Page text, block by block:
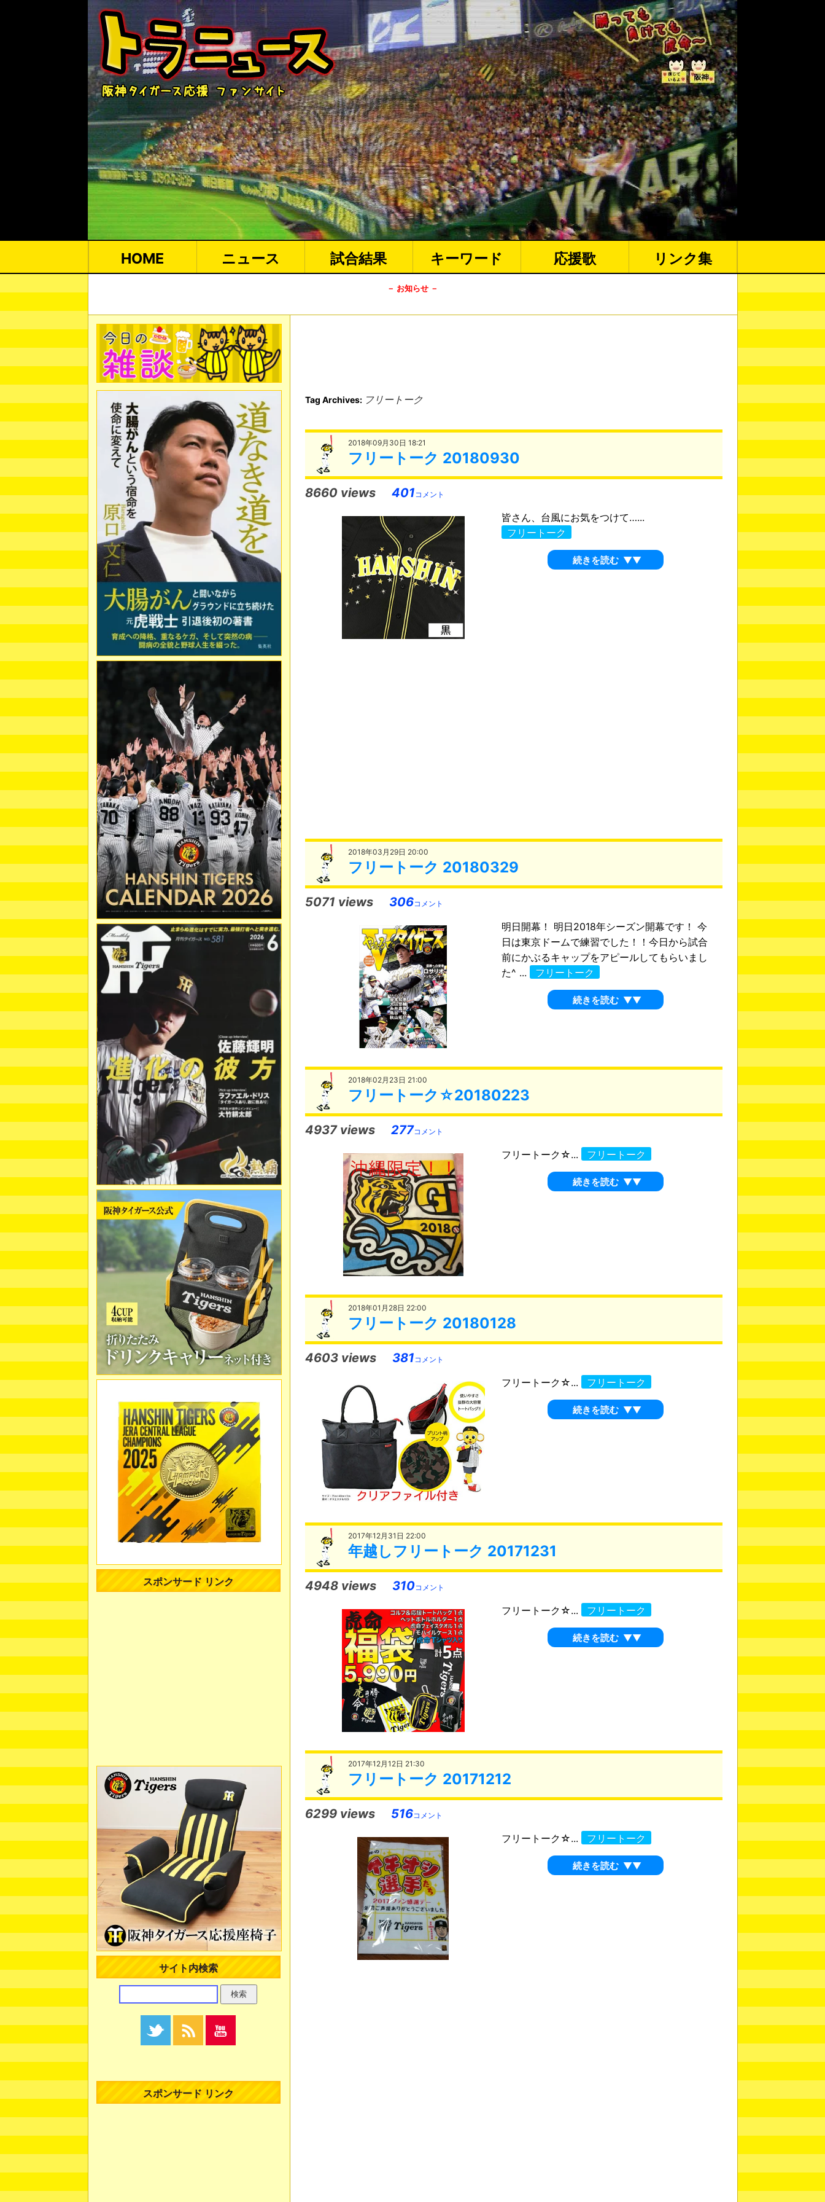
HOME ニュース 試合結果 キーワード 応援歌 リンク集
－ お知らせ －
Tag Archives: フリートーク
2018年09月30日 18:21
フリートーク 20180930
8660 views 401コメント
皆さん、台風にお気をつけて…...
フリートーク
続きを読む ▼▼
2018年03月29日 20:00
フリートーク 20180329
5071 views 306コメント
明日開幕！ 明日2018年シーズン開幕です！ 今
日は東京ドームで練習でした！！今日から試合
前にかぶるキャップをアピールしてもらいまし
た^ ...
フリートーク
続きを読む ▼▼
2018年02月23日 21:00
フリートーク☆20180223
4937 views 277コメント
フリートーク☆... フリートーク
続きを読む ▼▼
2018年01月28日 22:00
フリートーク 20180128
4603 views 381コメント
フリートーク☆... フリートーク
続きを読む ▼▼
2017年12月31日 22:00
年越しフリートーク 20171231
4948 views 310コメント
フリートーク☆... フリートーク
続きを読む ▼▼
2017年12月12日 21:30
フリートーク 20171212
6299 views 516コメント
フリートーク☆... フリートーク
続きを読む ▼▼
スポンサード リンク
サイト内検索
スポンサード リンク